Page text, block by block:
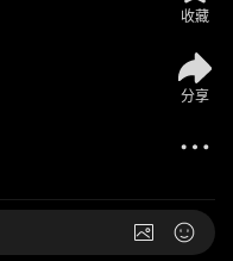
收藏
分享